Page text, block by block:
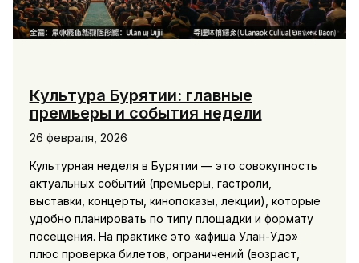
Культура Бурятии: главные
премьеры и события недели
26 февраля, 2026
Культурная неделя в Бурятии — это совокупность
актуальных событий (премьеры, гастроли,
выставки, концерты, кинопоказы, лекции), которые
удобно планировать по типу площадки и формату
посещения. На практике это «афиша Улан-Удэ»
плюс проверка билетов, ограничений (возраст,